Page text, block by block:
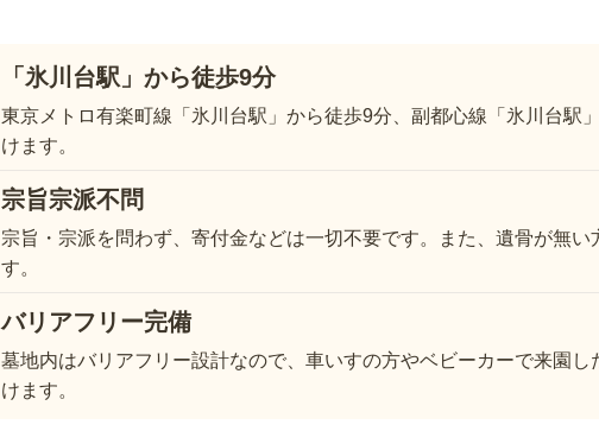
「氷川台駅」から徒歩9分
東京メトロ有楽町線「氷川台駅」から徒歩9分、副都心線「氷川台駅
けます。
宗旨宗派不問
宗旨・宗派を問わず、寄付金などは一切不要です。また、遺骨が無い
す。
バリアフリー完備
墓地内はバリアフリー設計なので、車いすの方やベビーカーで来園
けます。